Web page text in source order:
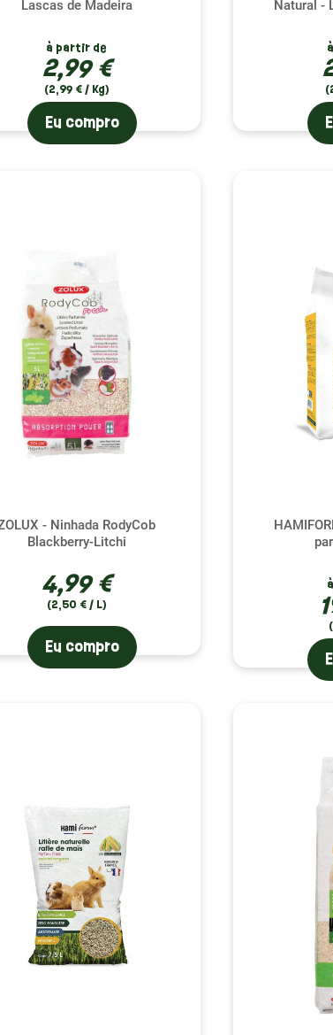
Lascas de Madeira
à partir de
2,99 €
(2,99 € / Kg)
Eu compro
Natural -
- Ninhada RodyCob
Blackberry-Litchi
4,99 €
(2,50 € / L)
Eu compro